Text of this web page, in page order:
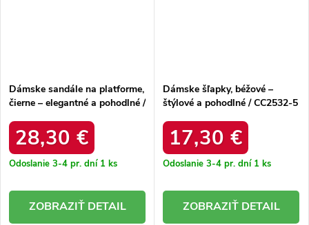
Dámske sandále na platforme,
čierne – elegantné a pohodlné /
28,30 €
Odoslanie 3-4 pr. dní 1 ks
DETAIL
Dámske šľapky, béžové –
štýlové a pohodlné / CC2532-5
17,30 €
Odoslanie 3-4 pr. dní 1 ks
DETAIL